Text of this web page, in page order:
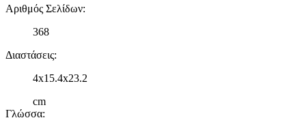
δικτύωσης, διαφημίσεων και ανάλυσης.
Αριθμός Σελίδων:
368
Διαστάσεις:
4x15.4x23.2
cm
Γλώσσα: